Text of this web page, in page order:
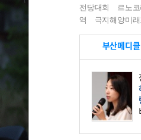
전당대회
르노
역
극지해양미래
부산메디